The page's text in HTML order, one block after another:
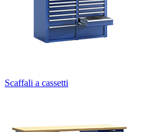
Scaffali a cassetti